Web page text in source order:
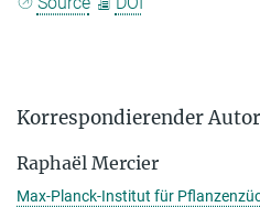
Korrespondierender Autor
Raphaël Mercier
Max-Planck-Institut für